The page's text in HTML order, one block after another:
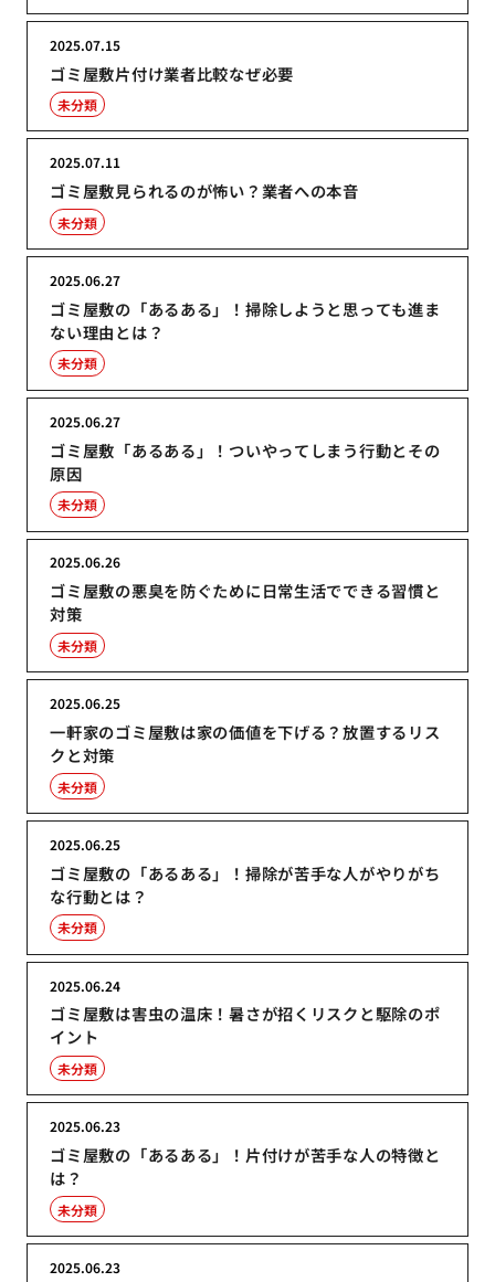
ゴミ屋敷片付け業者比較なぜ必要
2025.07.15
未分類
ゴミ屋敷見られるのが怖い？業者への本音
2025.07.11
未分類
ゴミ屋敷の「あるある」！掃除しようと思っても進ま
ない理由とは？
2025.06.27
未分類
ゴミ屋敷「あるある」！ついやってしまう行動とその
原因
2025.06.27
未分類
ゴミ屋敷の悪臭を防ぐために日常生活でできる習慣と
対策
2025.06.26
未分類
一軒家のゴミ屋敷は家の価値を下げる？放置するリス
クと対策
2025.06.25
未分類
ゴミ屋敷の「あるある」！掃除が苦手な人がやりがち
な行動とは？
2025.06.25
未分類
ゴミ屋敷は害虫の温床！暑さが招くリスクと駆除のポ
イント
2025.06.24
未分類
ゴミ屋敷の「あるある」！片付けが苦手な人の特徴と
は？
2025.06.23
未分類
2025.06.23